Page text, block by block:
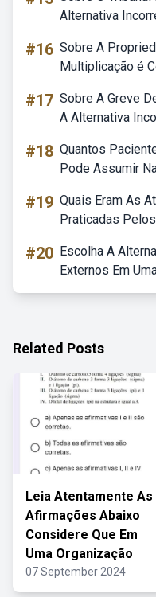
Alternativa
#16 Sobre A
Multiplicação é
#17 Sobre A Greve
A Alternativa
#18 Quantos
Pode Assumir
#19 Quais Eram As
Praticadas
#20 Escolha A
Externos Em
Related Posts
Leia Atentamente As
Afirmações Abaixo
Considere Que Em
Uma Organização
07 September 2024